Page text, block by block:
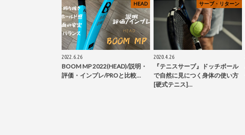
HEAD
2022.6.26
BOOM MP 2022(HEAD)/説明・
評価・インプレ/PROと比較…
サーブ・リターン
2020.4.26
『テニスサーブ』ドッチボール
で自然に見につく身体の使い方
[硬式テニス]…